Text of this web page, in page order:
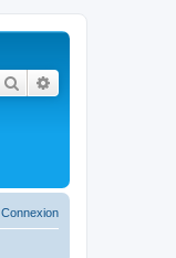
Rechercher
Connexion